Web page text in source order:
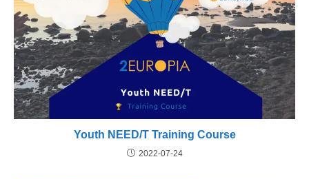
Youth NEED/T Training Course
2022-07-24